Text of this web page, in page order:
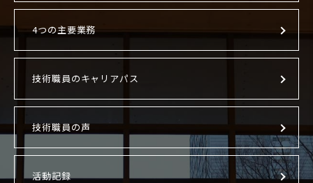
4つの主要業務
技術職員のキャリアパス
技術職員の声
活動記録